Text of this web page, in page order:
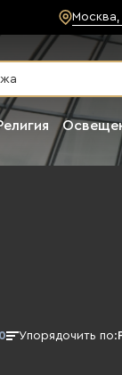
Москва,
0 Упорядочить по: